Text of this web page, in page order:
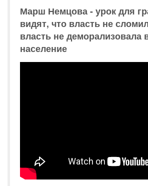
Марш Немцова - урок для
видят, что власть не
власть не деморализовала
население